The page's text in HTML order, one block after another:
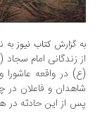
گزارش کتاب نیوز به نقل از
زندگانی امام سجاد (ع) و
در واقعه عاشورا و پس
و فاعلان در
از این حادثه در همراهی